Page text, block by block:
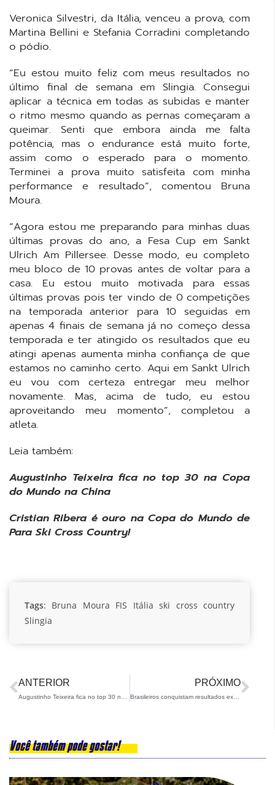
Veronica Silvestri, da Itália, venceu a prova, com
Martina Bellini e Stefania Corradini completando
o pódio.
“Eu estou muito feliz com meus resultados no
último final de semana em Slingia. Consegui
aplicar a técnica em todas as subidas e manter
o ritmo mesmo quando as pernas começaram a
queimar. Senti que embora ainda me falta
potência, mas o endurance está muito forte,
assim como o esperado para o momento.
Terminei a prova muito satisfeita com minha
performance e resultado”, comentou Bruna
Moura.
“Agora estou me preparando para minhas duas
últimas provas do ano, a Fesa Cup em Sankt
Ulrich Am Pillersee. Desse modo, eu completo
meu bloco de 10 provas antes de voltar para a
casa. Eu estou muito motivada para essas
últimas provas pois ter vindo de 0 competições
na temporada anterior para 10 seguidas em
apenas 4 finais de semana já no começo dessa
temporada e ter atingido os resultados que eu
atingi apenas aumenta minha confiança de que
estamos no caminho certo. Aqui em Sankt Ulrich
eu vou com certeza entregar meu melhor
novamente. Mas, acima de tudo, eu estou
aproveitando meu momento”, completou a
atleta.
Leia também:
Augustinho Teixeira fica no top 30 na Copa
do Mundo na China
Cristian Ribera é ouro na Copa do Mundo de
Para Ski Cross Country!
Tags: Bruna Moura FIS Itália ski cross country
Slingia
ANTERIOR PRÓXIMO
Brasileiros conquistam resultados expressivos em provas FIS em Seedfeld, na Áustria
Você também pode gostar!